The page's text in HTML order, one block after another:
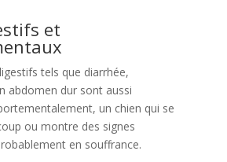
et
tels que diarrhée,
abdomen dur sont aussi
un chien qui se
ou montre des signes
en souffrance.